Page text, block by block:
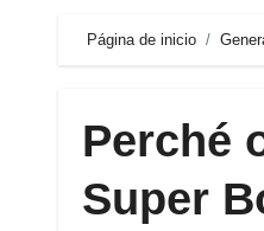
Página de inicio
Perché
Super